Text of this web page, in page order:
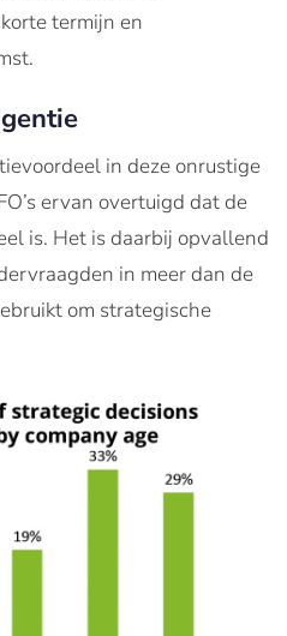
termijn en
in deze onrustige
ervan overtuigd dat de
is. Het is daarbij opvallend
in meer dan de
om strategische